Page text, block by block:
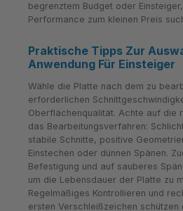
begrenztem Budget oder
Performance zum kleinen Preis
Praktische Tipps Zur
Anwendung Für Einsteiger
Wähle die Platte nach dem zu
erforderlichen
Oberflächenqualität. Achte auf die
das Bearbeitungsverfahren:
stabile Schnitte, positive
Einstechen oder dünnen Spänen.
Befestigung und auf sauberes
um die Lebensdauer der Platte zu
Regelmäßiges Kontrollieren und
ersten Verschleißzeichen schützen